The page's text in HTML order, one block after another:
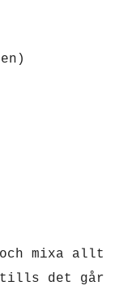
mixa allt
tills det går